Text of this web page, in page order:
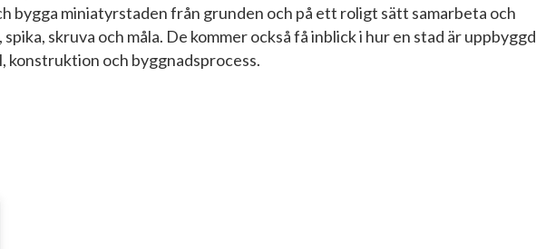
bygga miniatyrstaden från grunden och på ett roligt sätt samarbeta och
skruva och måla. De kommer också få inblick i hur en stad är uppbyggd
konstruktion och byggnadsprocess.